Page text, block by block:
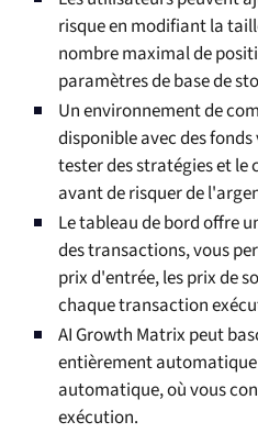
risque en modifiant la
nombre maximal de
paramètres de base de
Un environnement de
disponible avec des
tester des stratégies et
avant de risquer de
Le tableau de bord offre
des transactions, vous
prix d'entrée, les prix de
chaque transaction
AI Growth Matrix peut
entièrement
automatique, où vous
exécution.